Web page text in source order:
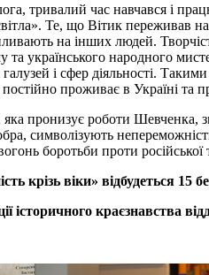
тривалий час навчався і
Те, що Вітик переживав
на інших людей.
та українського народного
і сфер діяльності.
проживає в Україні та
пронизує роботи Шевченка,
символізують
боротьби проти російської
крізь віки» відбудеться
історичного краєзнавства